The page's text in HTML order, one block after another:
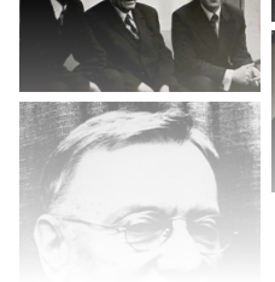
возможной гибели
в 1991 году. Отношение к
российского общества.
Опрос 1997 года о
на будущее. О своих
лет. Модель преступности.
и социальная напряженность.
1970-е